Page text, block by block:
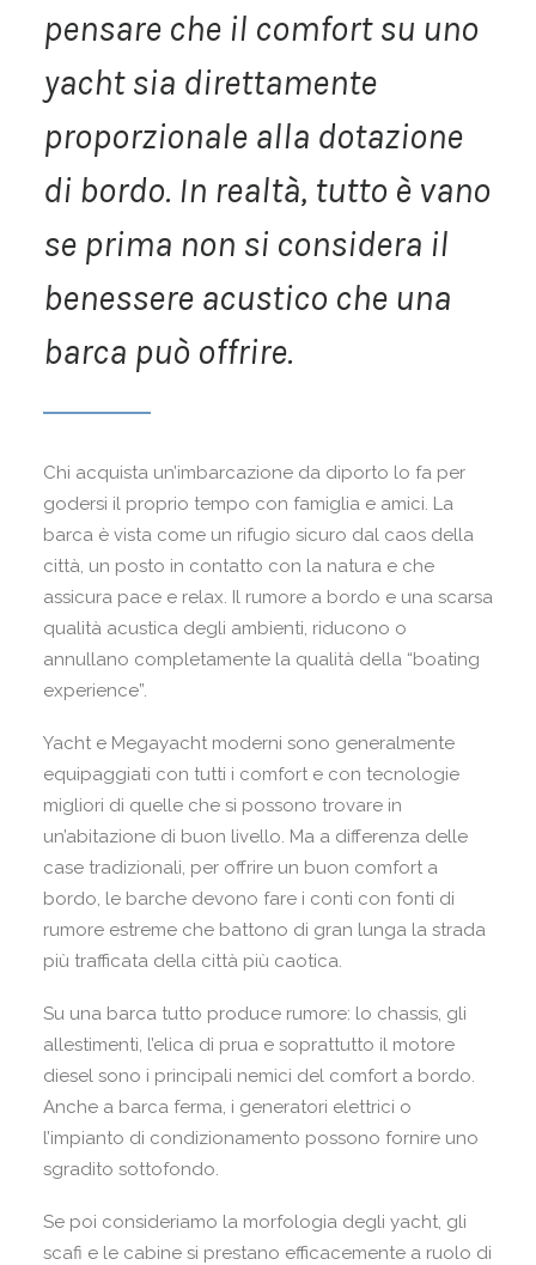
pensare che il comfort su uno
yacht sia direttamente
proporzionale alla dotazione
di bordo. In realtà, tutto è vano
se prima non si considera il
benessere acustico che una
barca può offrire.
Chi acquista un’imbarcazione da diporto lo fa per
godersi il proprio tempo con famiglia e amici. La
barca è vista come un rifugio sicuro dal caos della
città, un posto in contatto con la natura e che
assicura pace e relax. Il rumore a bordo e una scarsa
qualità acustica degli ambienti, riducono o
annullano completamente la qualità della “boating
experience”.
Yacht e Megayacht moderni sono generalmente
equipaggiati con tutti i comfort e con tecnologie
migliori di quelle che si possono trovare in
un’abitazione di buon livello. Ma a differenza delle
case tradizionali, per offrire un buon comfort a
bordo, le barche devono fare i conti con fonti di
rumore estreme che battono di gran lunga la strada
più trafficata della città più caotica.
Su una barca tutto produce rumore: lo chassis, gli
allestimenti, l’elica di prua e soprattutto il motore
diesel sono i principali nemici del comfort a bordo.
Anche a barca ferma, i generatori elettrici o
l’impianto di condizionamento possono fornire uno
sgradito sottofondo.
Se poi consideriamo la morfologia degli yacht, gli
scafi e le cabine si prestano efficacemente a ruolo di